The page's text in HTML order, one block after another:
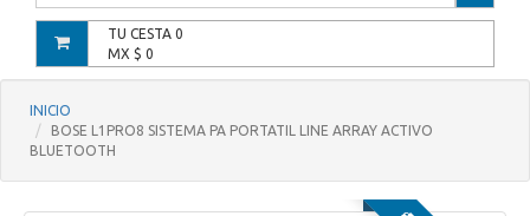
TU CESTA 0
MX $ 0
INICIO
BOSE L1PRO8 SISTEMA PA PORTATIL LINE ARRAY ACTIVO
BLUETOOTH